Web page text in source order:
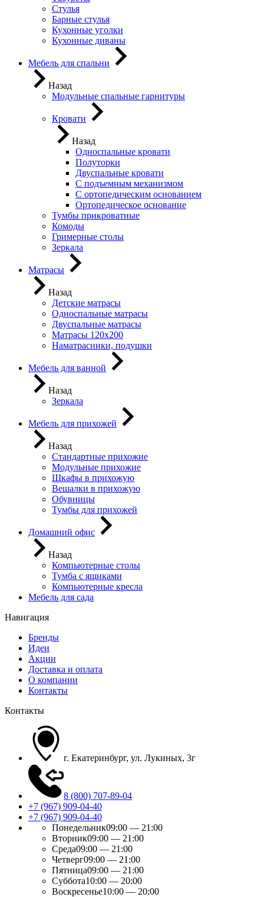
Стулья
Барные стулья
Кухонные уголки
Кухонные диваны
Мебель для спальни
Назад
Модульные спальные гарнитуры
Кровати
Назад
Односпальные кровати
Полуторки
Двуспальные кровати
С подъемным механизмом
С ортопедическим основанием
Ортопедическое основание
Тумбы прикроватные
Комоды
Гримерные столы
Зеркала
Матрасы
Назад
Детские матрасы
Односпальные матрасы
Двуспальные матрасы
Матрасы 120х200
Наматрасники, подушки
Мебель для ванной
Назад
Зеркала
Мебель для прихожей
Назад
Стандартные прихожие
Модульные прихожие
Шкафы в прихожую
Вешалки в прихожую
Обувницы
Тумбы для прихожей
Домашний офис
Назад
Компьютерные столы
Тумба с ящиками
Компьютерные кресла
Мебель для сада
Навигация
Бренды
Идеи
Акции
Доставка и оплата
О компании
Контакты
Контакты
г. Екатеринбург, ул. Лукиных, 3г
8 (800) 707-89-04
+7 (967) 909-04-40
+7 (967) 909-04-40
Понедельник09:00 — 21:00
Вторник09:00 — 21:00
Среда09:00 — 21:00
Четверг09:00 — 21:00
Пятница09:00 — 21:00
Суббота10:00 — 20:00
Воскресенье10:00 — 20:00